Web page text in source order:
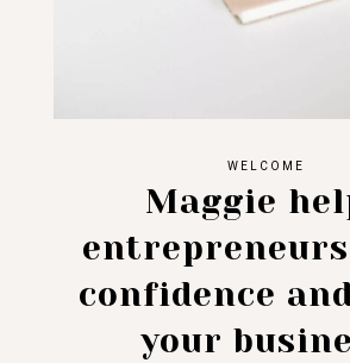
WELCOME
Maggie
confidence
your